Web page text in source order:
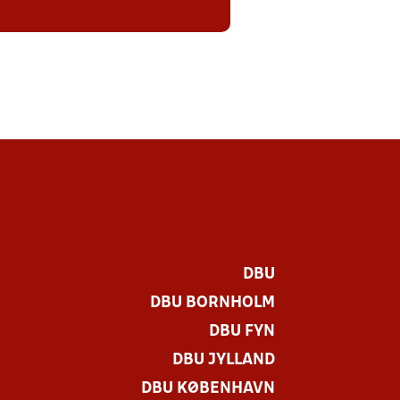
DBU
DBU BORNHOLM
DBU FYN
DBU JYLLAND
DBU KØBENHAVN